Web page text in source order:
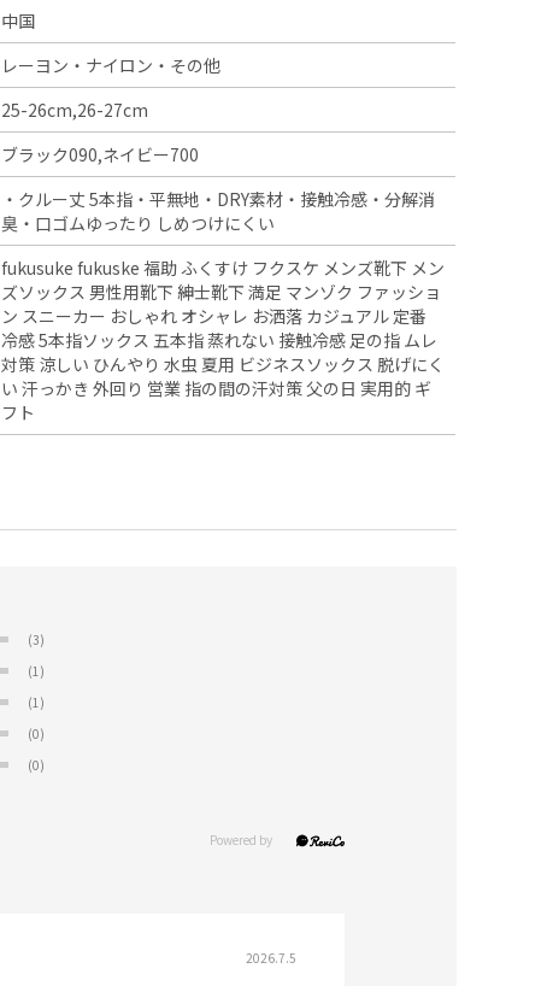
中国
レーヨン・ナイロン・その他
25-26cm,26-27cm
ブラック090,ネイビー700
・クルー丈 5本指・平無地・DRY素材・接触冷感・分解消
臭・口ゴムゆったり しめつけにくい
fukusuke fukuske 福助 ふくすけ フクスケ メンズ靴下 メン
ズソックス 男性用靴下 紳士靴下 満足 マンゾク ファッショ
ン スニーカー おしゃれ オシャレ お洒落 カジュアル 定番
冷感 5本指ソックス 五本指 蒸れない 接触冷感 足の指 ムレ
対策 涼しい ひんやり 水虫 夏用 ビジネスソックス 脱げにく
い 汗っかき 外回り 営業 指の間の汗対策 父の日 実用的 ギ
フト
(3)
(1)
(1)
(0)
(0)
2026.7.5